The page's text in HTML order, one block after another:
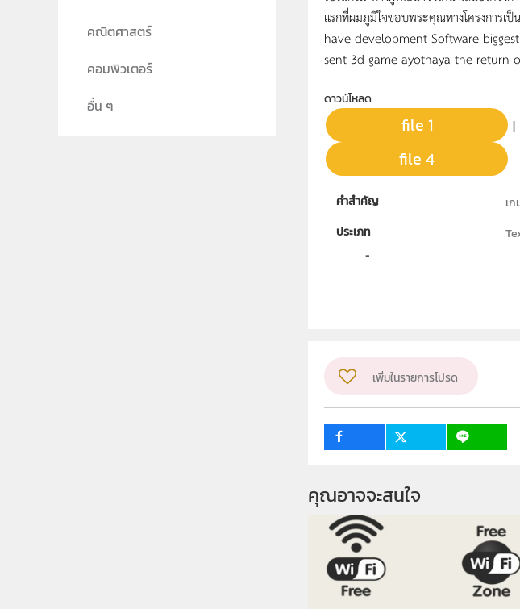
แรกที่ผมภูมิใจขอบพระคุณทางโครงการ
have development Software
sent 3d game ayothaya the return
ดาวน์โหลด
file 1 |
file 4
คำสำคัญ
เ
ประเภท
เพิ่มในรายการโปรด
คุณอาจจะสนใจ
คณิตศาสตร์
คอมพิวเตอร์
อื่น ๆ